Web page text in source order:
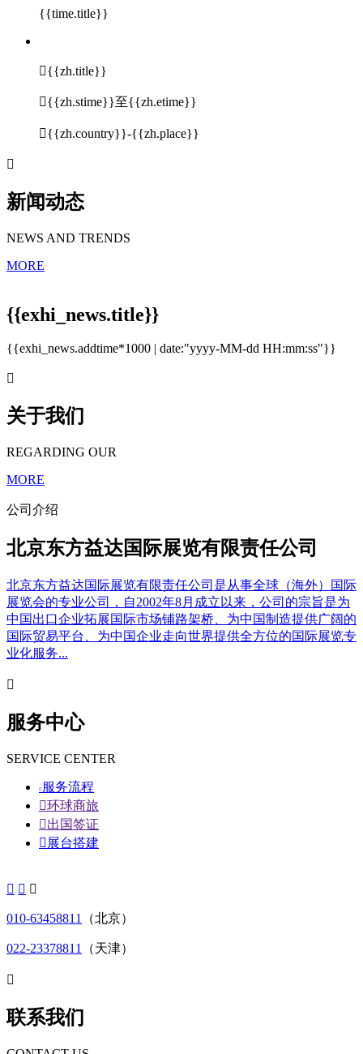
{{time.title}}
{{zh.title}}
{{zh.stime}}至{{zh.etime}}
{{zh.country}}-{{zh.place}}

新闻动态
NEWS AND TRENDS
MORE
{{exhi_news.title}}
{{exhi_news.addtime*1000 | date:"yyyy-MM-dd HH:mm:ss"}}

关于我们
REGARDING OUR
MORE
公司介绍
北京东方益达国际展览有限责任公司
北京东方益达国际展览有限责任公司是从事全球（海外）国际
展览会的专业公司，自2002年8月成立以来，公司的宗旨是为
中国出口企业拓展国际市场铺路架桥、为中国制造提供广阔的
国际贸易平台、为中国企业走向世界提供全方位的国际展览专
业化服务...

服务中心
SERVICE CENTER
 服务流程
环球商旅
出国签证
 展台搭建
  
010-63458811 （北京）
022-23378811 （天津）

联系我们